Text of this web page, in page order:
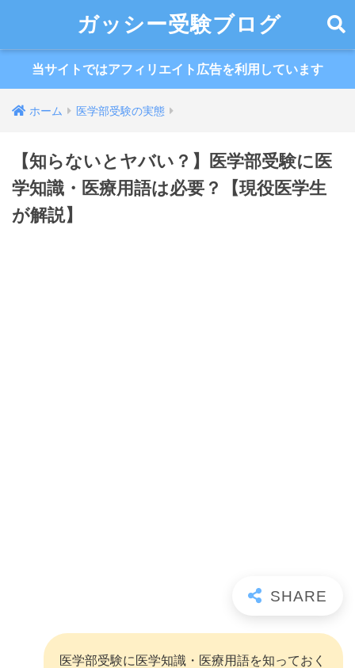
ガッシー受験ブログ
当サイトではアフィリエイト広告を利用しています
ホーム 医学部受験の実態
【知らないとヤバい？】医学部受験に医
学知識・医療用語は必要？【現役医学生
が解説】
医学部受験に医学知識・医療用語を知っておく